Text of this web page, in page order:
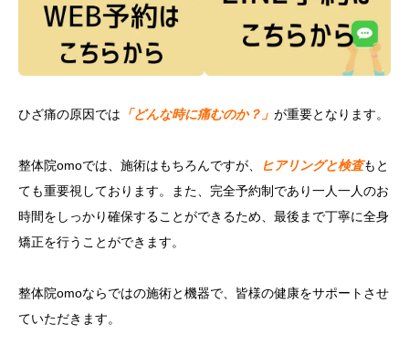
ひざ痛の原因では 「どんな時に痛むのか？」 が重要となります。
整体院omoでは、施術はもちろんですが、 ヒアリングと検査もと
ても重要視しております。また、完全予約制であり一人一人のお
時間をしっかり確保することができるため、最後まで丁寧に全身
矯正を行うことができます。
整体院omoならではの施術と機器で、皆様の健康をサポートさせ
ていただきます。